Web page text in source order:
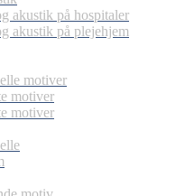
akustik på hospitaler
akustik på plejehjem
motiver
motiver
motiver